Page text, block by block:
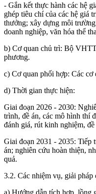
- Gắn kết thực hành các hệ
ghép tiêu chí của các hệ giá
thưởng; xây dựng môi
doanh nghiệp, văn hóa thể
b) Cơ quan chủ trì: Bộ
phương.
c) Cơ quan phối hợp: Các cơ
d) Thời gian thực hiện:
Giai đoạn 2026 - 2030:
trình, đề án, các mô hình thí
đánh giá, rút kinh nghiệm,
Giai đoạn 2031 - 2035: Tiếp
án; nghiên cứu hoàn thiện,
quả.
3.2. Các nhiệm vụ, giải pháp
a) Hướng dẫn tích hợp, lồng